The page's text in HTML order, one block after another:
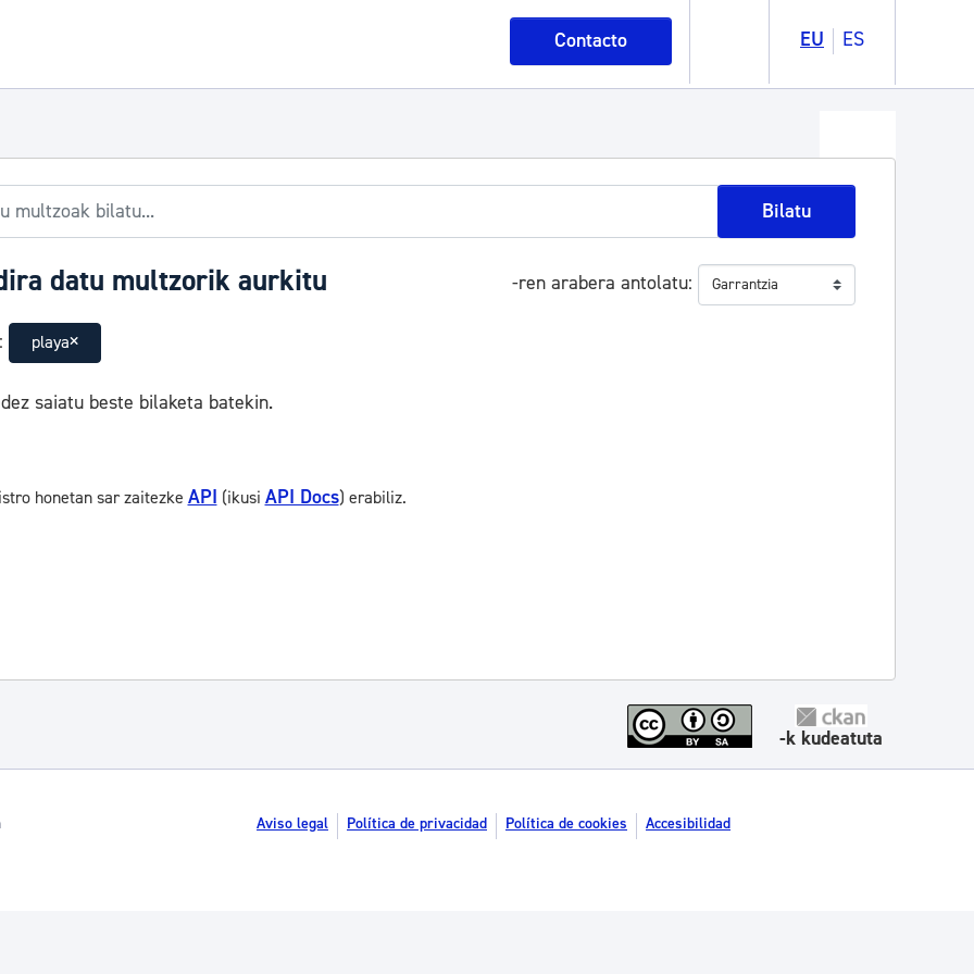
Contacto
EU ES
Bilatu
-ren arabera antolatu
datu multzorik aurkitu
playa
saiatu beste bilaketa batekin.
honetan sar zaitezke API (ikusi API Docs) erabiliz.
-k kudeatuta
Aviso legal Política de privacidad Política de cookies Accesibilidad